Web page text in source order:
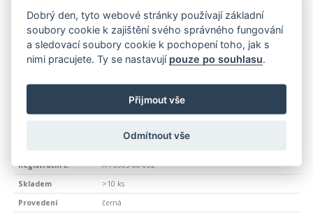
černo-žlutá
1000
50
339,00 Kč
410,19 Kč
A-70003-00-002
>10 ks
černá
Dobrý den, tyto webové stránky používají základní
soubory cookie k zajištění svého správného fungování
a sledovací soubory cookie k pochopení toho, jak s
nimi pracujete. Ty se nastavují pouze po souhlasu.
Přijmout vše
Odmítnout vše